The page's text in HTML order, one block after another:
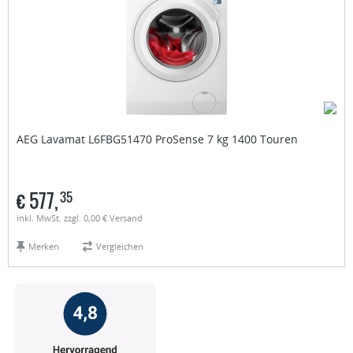
AEG Lavamat L6FBG51470 ProSense 7 kg 1400 Touren
€577,35
inkl. MwSt. zzgl. 0,00 € Versand
Merken Vergleichen